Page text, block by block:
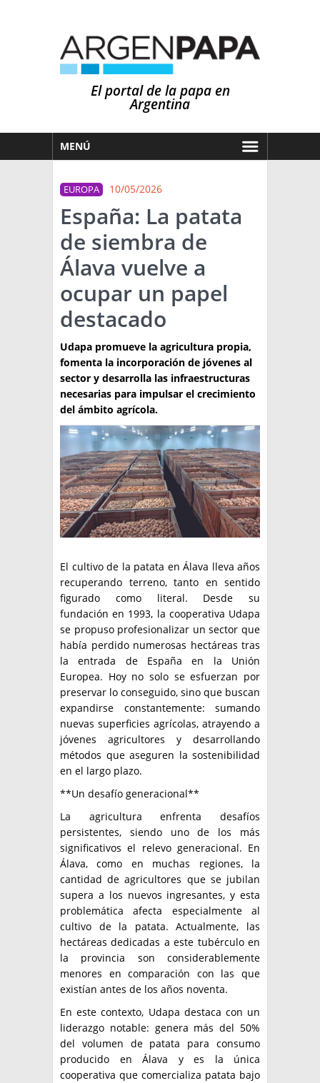
El portal de la papa en
Argentina
MENÚ
MERCADOS
NOTICIAS
EN ESPAÑOL
OTROS IDIOMAS
CLIMA
PRONÓSTICO
LLUVIAS
EL MUNDO
TÉCNICA
PRODUCCION
CLASIFICADOS
INTERES GENERAL
LA PAPA
RESOLUCIONES Y NORMATIVAS
ENLACES
ARGENPAPA
PUBLICIDAD
QUIENES SOMOS
CONTACTO
BUSCAR NOTICIAS
BUSCAR
EUROPA 10/05/2026
España: La patata
de siembra de
Álava vuelve a
ocupar un papel
destacado
Udapa promueve la agricultura propia,
fomenta la incorporación de jóvenes al
sector y desarrolla las infraestructuras
necesarias para impulsar el crecimiento
del ámbito agrícola.
El cultivo de la patata en Álava lleva años
recuperando terreno, tanto en sentido
figurado como literal. Desde su
fundación en 1993, la cooperativa Udapa
se propuso profesionalizar un sector que
había perdido numerosas hectáreas tras
la entrada de España en la Unión
Europea. Hoy no solo se esfuerzan por
preservar lo conseguido, sino que buscan
expandirse constantemente: sumando
nuevas superficies agrícolas, atrayendo a
jóvenes agricultores y desarrollando
métodos que aseguren la sostenibilidad
en el largo plazo.
**Un desafío generacional**
La agricultura enfrenta desafíos
persistentes, siendo uno de los más
significativos el relevo generacional. En
Álava, como en muchas regiones, la
cantidad de agricultores que se jubilan
supera a los nuevos ingresantes, y esta
problemática afecta especialmente al
cultivo de la patata. Actualmente, las
hectáreas dedicadas a este tubérculo en
la provincia son considerablemente
menores en comparación con las que
existían antes de los años noventa.
En este contexto, Udapa destaca con un
liderazgo notable: genera más del 50%
del volumen de patata para consumo
producido en Álava y es la única
cooperativa que comercializa patata bajo